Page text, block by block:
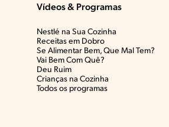
Vídeos & Programas​
Nestlé na Sua Cozinha
Receitas em Dobro
Se Alimentar Bem, Que Mal Tem?​
Vai Bem Com Quê?​
Deu Ruim​
Crianças na Cozinha​
Todos os programas